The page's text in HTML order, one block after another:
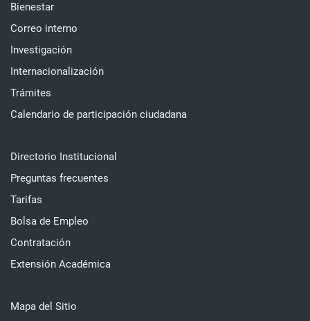
Bienestar
Correo interno
Investigación
Internacionalización
Trámites
Calendario de participación ciudadana
Directorio Institucional
Preguntas frecuentes
Tarifas
Bolsa de Empleo
Contratación
Extensión Académica
Mapa del Sitio